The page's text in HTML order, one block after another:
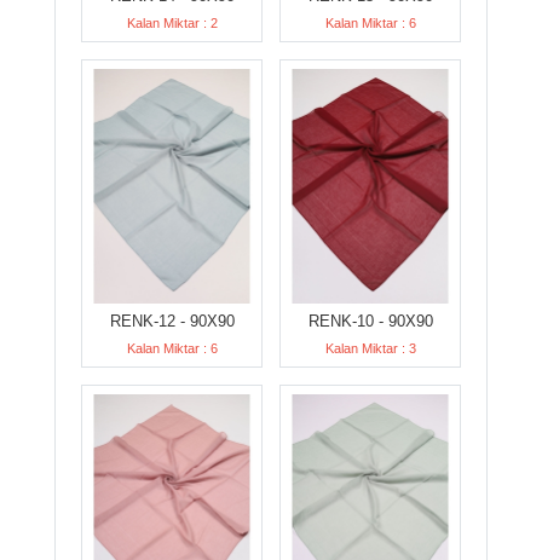
Kalan Miktar : 2 Kalan Miktar : 6
RENK-12 - 90X90
Kalan Miktar : 6
RENK-10 - 90X90
Kalan Miktar : 3